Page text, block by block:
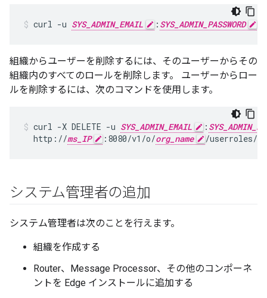
curl -u SYS_ADMIN_EMAIL : SYS_ADMIN_PASSWORD
組織からユーザーを削除するには、そのユーザーからその
組織内のすべてのロールを削除します。 ユーザーからロー
ルを削除するには、次のコマンドを使用します。
curl -X DELETE -u SYS_ADMIN_EMAIL :
  http://
ms_IP :8080/v1/o/org_name /userroles/
システム管理者の追加
システム管理者は次のことを行えます。
組織を作成する
Router、Message Processor、その他のコンポーネ
ントを Edge インストールに追加する